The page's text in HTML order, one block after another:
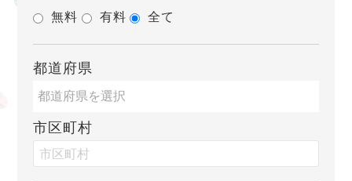
無料 有料 全て
都道府県
市区町村